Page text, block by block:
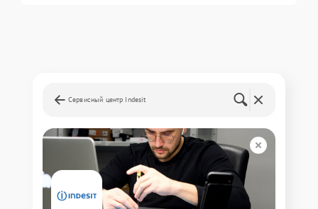
Сервисный центр Indesit